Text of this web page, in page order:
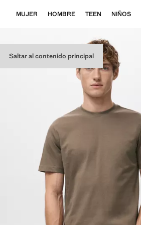
Saltar al contenido principal
MUJER HOMBRE TEEN NIÑOS